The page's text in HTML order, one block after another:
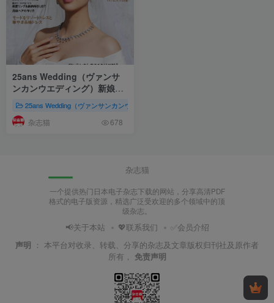
25ans Wedding（ヴァンサ
ンカンウエディング）新娘婚
纱杂志 PDF电子版 2023～
2024冬春号
25ans Wedding（ヴァンサンカンウエディング）
杂志猫 678
杂志猫
一个提供热门日本电子杂志下载的网站，分享高清PDF
格式的电子版资源，精选广泛受欢迎的多个领域中的顶
级杂志。
📢关于本站 💖联系我们
✅会员介绍
声明 ： 本平台对收录、转载、分享的杂志及文章版权归刊社及原作者
所有， 免责声明